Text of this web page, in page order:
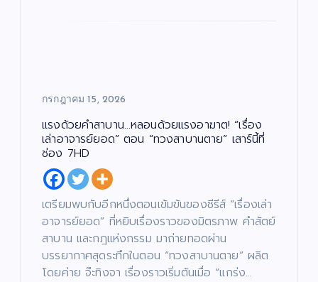
กรกฎาคม 15, 2026
แรงด้วยคำสาบาน…หลอนด้วยแรงอาฆาต! “เรื่อง
เล่าอาจารย์ยอด” ตอน “ทวงสาบานตาย” เสาร์นี้ที่
ช่อง 7HD
เตรียมพบกับอีกหนึ่งตอนเข้มข้นของซีรีส์ “เรื่องเล่า
อาจารย์ยอด” ที่หยิบเรื่องราวของมิตรภาพ คำสัตย์
สาบาน และกฎแห่งกรรม มาถ่ายทอดผ่าน
บรรยากาศสุดระทึกในตอน “ทวงสาบานตาย” ผลิต
โดยค่าย จ๊ะทิงจา เรื่องราวเริ่มต้นเมื่อ “แกร่ง…